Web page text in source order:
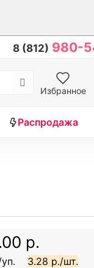
8 (812) 980-
Избранное
Распродажа
р.
3.28 р./шт.